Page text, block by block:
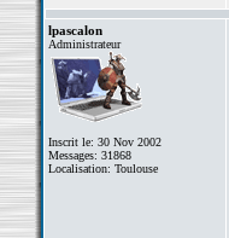
lpascalon
Administrateur
Inscrit le: 30 Nov 2002
Messages: 31868
Localisation: Toulouse